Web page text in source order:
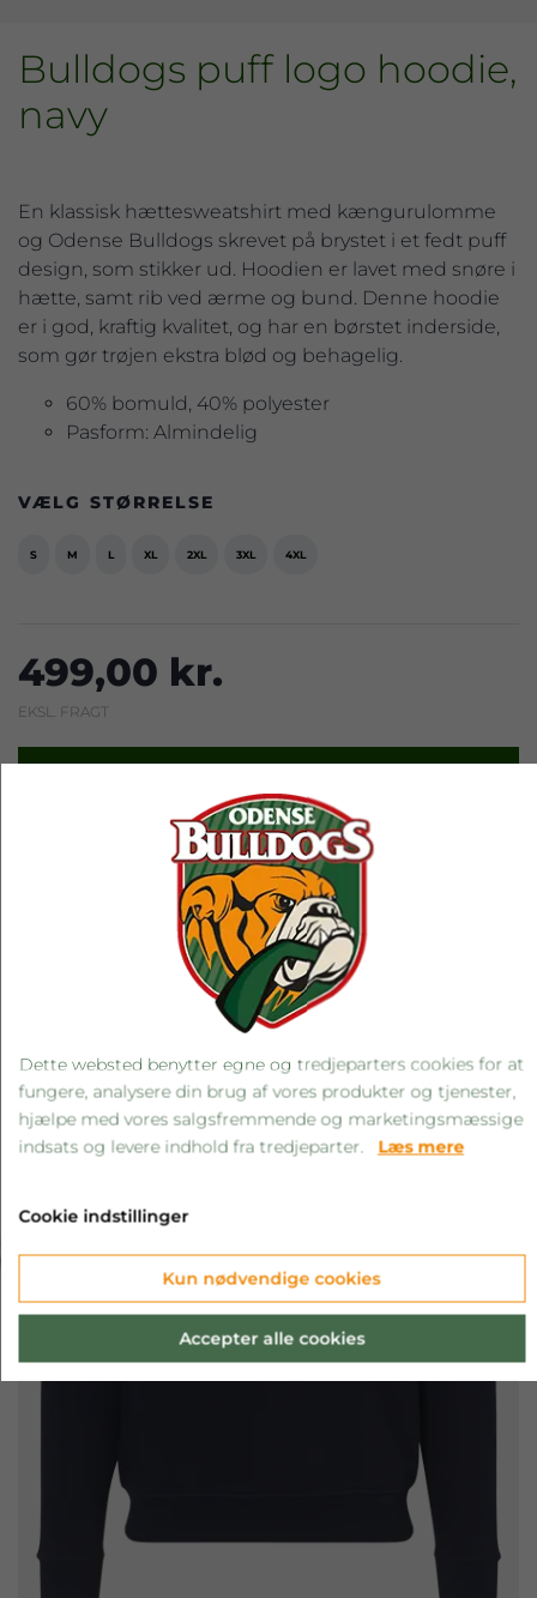
Bulldogs puff logo hoodie,
navy
En klassisk hættesweatshirt med kængurulomme
og Odense Bulldogs skrevet på brystet i et fedt puff
design, som stikker ud. Hoodien er lavet med snøre i
hætte, samt rib ved ærme og bund. Denne hoodie
er i god, kraftig kvalitet, og har en børstet inderside,
som gør trøjen ekstra blød og behagelig.
60% bomuld, 40% polyester
Pasform: Almindelig
VÆLG STØRRELSE
S M L XL 2XL 3XL 4XL
499,00 kr.
EKSL. FRAGT
RELATEREDE PRODUKTER
‹ ›
Dette websted benytter egne og tredjeparters cookies for at
fungere, analysere din brug af vores produkter og tjenester,
hjælpe med vores salgsfremmende og marketingsmæssige
indsats og levere indhold fra tredjeparter. Læs mere
Cookie indstillinger
Kun nødvendige cookies
Accepter alle cookies